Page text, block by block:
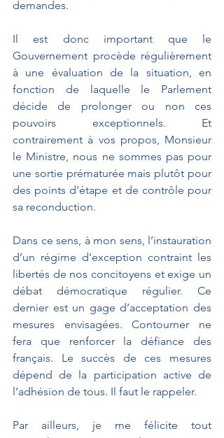
demandes.
Il est donc important que le
Gouvernement procède régulièrement
à une évaluation de la situation, en
fonction de laquelle le Parlement
décide de prolonger ou non ces
pouvoirs exceptionnels. Et
contrairement à vos propos, Monsieur
le Ministre, nous ne sommes pas pour
une sortie prématurée mais plutôt pour
des points d’étape et de contrôle pour
sa reconduction.
Dans ce sens, à mon sens, l’instauration
d’un régime d’exception contraint les
libertés de nos concitoyens et exige un
débat démocratique régulier. Ce
dernier est un gage d’acceptation des
mesures envisagées. Contourner ne
fera que renforcer la défiance des
français. Le succès de ces mesures
dépend de la participation active de
l’adhésion de tous. Il faut le rappeler.
Par ailleurs, je me félicite tout